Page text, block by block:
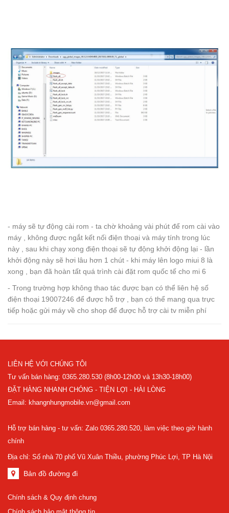
- máy sẽ tự động cài rom - ta chờ khoảng vài phút để rom cài vào
máy , không được ngắt kết nối điện thoại và máy tính trong lúc
này , sau khi chạy xong điện thoại sẽ tự động khởi động lại - lần
khởi động này sẽ hơi lâu hơn 1 chút - khi máy lên logo miui 8 là
xong , bạn đã hoàn tất quá trình cài đặt rom quốc tế cho mi 6
- Trong trường hợp không thao tác được bạn có thể liên hệ số
điện thoại 19007246 để được hỗ trợ , bạn có thể mang qua trực
tiếp hoặc gửi máy về cho shop để được hỗ trợ cài tv miễn phí
LIÊN HỆ VỚI CHÚNG TÔI
Tư vấn bán hàng: 0365.280.530 (8h00-12h00 và 13h30-18h00)
ĐẶT HÀNG NHANH CHÓNG - TIỆN LỢI - HÀI LÒNG
Email: khangnhungmobile.vn@gmail.com
Hỗ trợ bán hàng - tư vấn: Zalo 0365.280.520, làm việc theo giờ hành
chính
Địa chỉ: Số nhà 70 phố Vũ Xuân Thiều, phường Phúc Lợi, TP Hà Nội
Bản đồ đường đi
Chính sách & Quy định chung